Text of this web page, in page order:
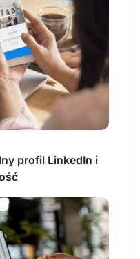
profil LinkedIn i